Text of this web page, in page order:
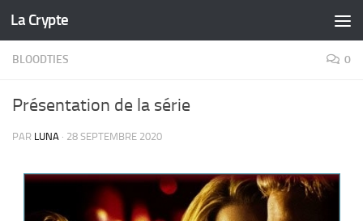
Skip to content
La Crypte
BLOODTIES 0
Présentation de la série
PAR LUNA · 28 SEPTEMBRE 2020